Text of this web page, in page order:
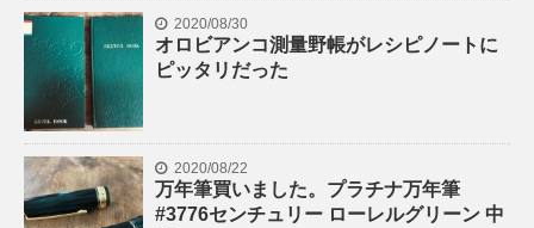
2020/08/30
オロビアンコ測量野帳がレシピノートに
ピッタリだった
2020/08/22
万年筆買いました。プラチナ万年筆
#3776センチュリー ローレルグリーン 中